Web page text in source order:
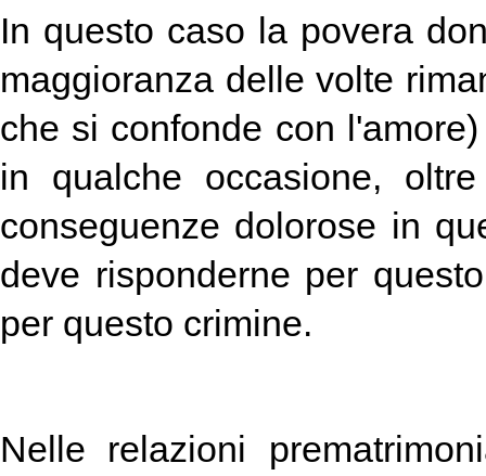
In questo caso la povera
maggioranza delle volte
che si confonde con
in qualche occasione,
conseguenze dolorose in
deve risponderne per
per questo crimine.
Nelle relazioni